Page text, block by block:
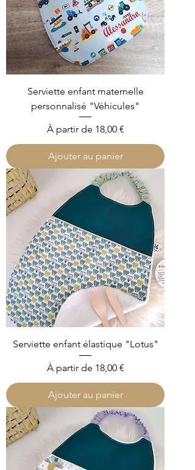
Serviette enfant maternelle
personnalisé "Véhicules"
À partir de 18,00 €
Prix promotionnel
Ajouter au panier
Serviette enfant élastique "Lotus"
À partir de 18,00 €
Prix promotionnel
Ajouter au panier